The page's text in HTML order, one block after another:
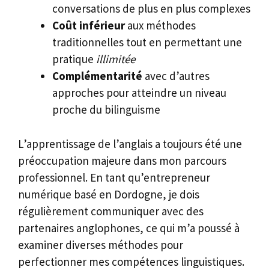
conversations de plus en plus complexes
Coût inférieuraux méthodes
traditionnelles tout en permettant une
pratique illimitée
Complémentarité avec d’autres
approches pour atteindre un niveau
proche du bilinguisme
L’apprentissage de l’anglais a toujours été une
préoccupation majeure dans mon parcours
professionnel. En tant qu’entrepreneur
numérique basé en Dordogne, je dois
régulièrement communiquer avec des
partenaires anglophones, ce qui m’a poussé à
examiner diverses méthodes pour
perfectionner mes compétences linguistiques.